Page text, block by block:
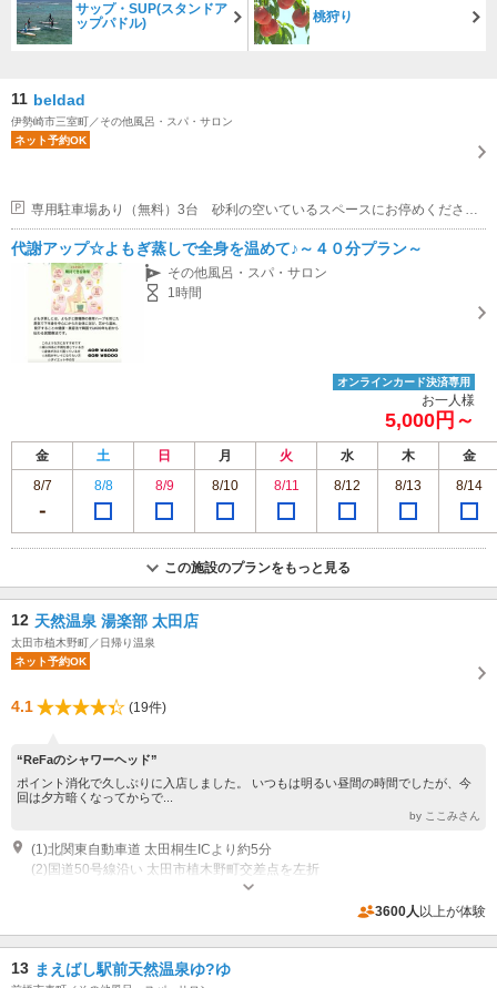
サップ・SUP(スタンドア
ップパドル)
桃狩り
11 beldad
伊勢崎市三室町／その他風呂・スパ・サロン
ネット予約OK
代謝アップ☆よもぎ蒸しで全身を温めて♪～４０分プラン～
その他風呂・スパ・サロン
1時間
オンラインカード決済専用
お一人様
5,000円～
金 土 日 月 火 水 木
金
8/7
8/8 8/9 8/10 8/11 8/12 8/13 8/14
この施設のプランをもっと見る
12 天然温泉 湯楽部 太田店
太田市植木野町／日帰り温泉
ネット予約OK
4.1 (19件)
“ReFaのシャワーヘッド”
ポイント消化で久しぶりに入店しました。 いつもは明るい昼間の時間でしたが、今
回は夕方暗くなってからで...
by ここみさん
(1)北関東自動車道 太田桐生ICより約5分
(2)国道50号線沿い 太田市植木野町交差点を左折
3600人 以上が体験
13 まえばし駅前天然温泉ゆ?ゆ